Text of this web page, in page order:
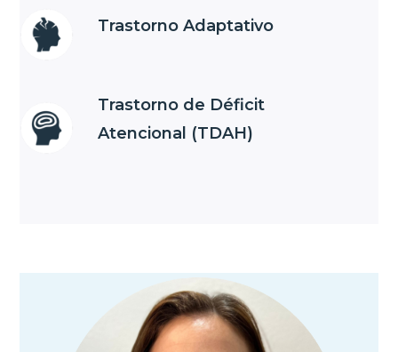
Trastorno Adaptativo
Trastorno de Déficit
Atencional (TDAH)